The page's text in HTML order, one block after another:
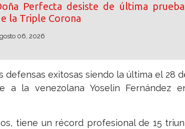
Perfecta desiste de última prueba
la Triple Corona
06, 2026
defensas exitosas siendo la última el 28
a la venezolana Yoselin Fernández
tiene un récord profesional de 15